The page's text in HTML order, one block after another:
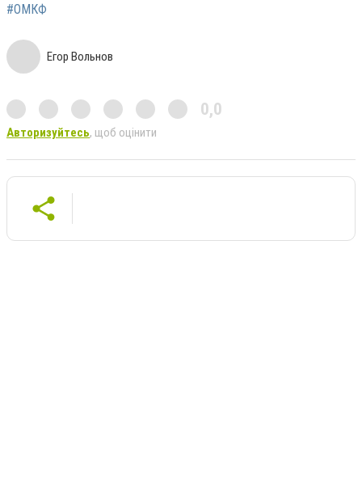
#ОМКФ
Егор Вольнов
0,0
Авторизуйтесь, щоб оцінити